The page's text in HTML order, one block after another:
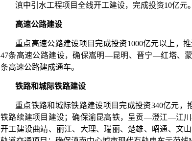
滇中引水工程项目全线开工建设，完成投资10亿元。
高速公路建设
重点高速公路建设项目完成投资1000亿元以上
47条高速公路建设，确保嵩明—昆明、晋宁—红塔
条高速公路建成通车。
铁路和城际铁路建设
重点铁路和城际铁路建设项目完成投资340亿元，
铁路续建项目建设；确保渝昆高铁，呈贡—澄江—江
开工建设曲靖、丽江、大理、瑞丽、楚雄、昭通、文